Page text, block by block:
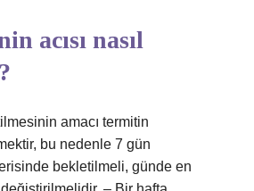
acısı nasıl
amacı termitin
bu nedenle 7 gün
bekletilmeli, günde en